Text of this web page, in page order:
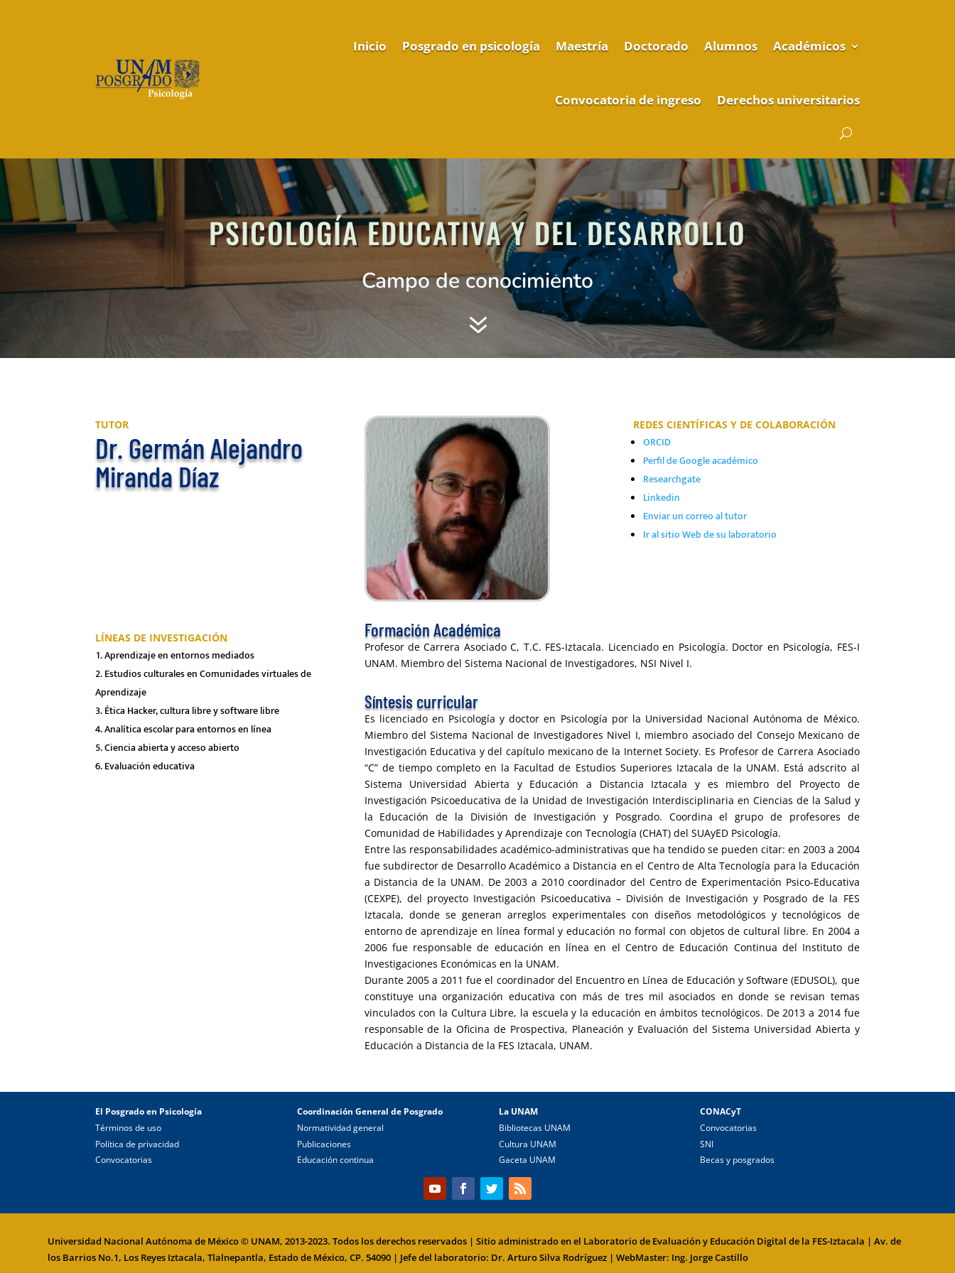
Inicio Posgrado en psicología Maestría Doctorado Alumnos Académicos
Convocatoria de ingreso Derechos universitarios
PSICOLOGÍA EDUCATIVA Y DEL DESARROLLO
Campo de conocimiento
7
TUTOR
Dr. Germán Alejandro
Miranda Díaz
REDES CIENTÍFICAS Y DE COLABORACIÓN
ORCID
Perfil de Google académico
Researchgate
Linkedin
Enviar un correo al tutor
Ir al sitio Web de su laboratorio
LÍNEAS DE INVESTIGACIÓN
Aprendizaje en entornos mediados
Estudios culturales en Comunidades virtuales de
Aprendizaje
Ética Hacker, cultura libre y software libre
Analítica escolar para entornos en línea
Ciencia abierta y acceso abierto
Evaluación educativa
Formación Académica
Profesor de Carrera Asociado C, T.C. FES-Iztacala. Licenciado en Psicología. Doctor en Psicología, FES-I
UNAM. Miembro del Sistema Nacional de Investigadores, NSI Nivel I.
Síntesis curricular
Es licenciado en Psicología y doctor en Psicología por la Universidad Nacional Autónoma de México.
Miembro del Sistema Nacional de Investigadores Nivel I, miembro asociado del Consejo Mexicano de
Investigación Educativa y del capítulo mexicano de la Internet Society. Es Profesor de Carrera Asociado
“C” de tiempo completo en la Facultad de Estudios Superiores Iztacala de la UNAM. Está adscrito al
Sistema Universidad Abierta y Educación a Distancia Iztacala y es miembro del Proyecto de
Investigación Psicoeducativa de la Unidad de Investigación Interdisciplinaria en Ciencias de la Salud y
la Educación de la División de Investigación y Posgrado. Coordina el grupo de profesores de
Comunidad de Habilidades y Aprendizaje con Tecnología (CHAT) del SUAyED Psicología.
Entre las responsabilidades académico-administrativas que ha tendido se pueden citar: en 2003 a 2004
fue subdirector de Desarrollo Académico a Distancia en el Centro de Alta Tecnología para la Educación
a Distancia de la UNAM. De 2003 a 2010 coordinador del Centro de Experimentación Psico-Educativa
(CEXPE), del proyecto Investigación Psicoeducativa – División de Investigación y Posgrado de la FES
Iztacala, donde se generan arreglos experimentales con diseños metodológicos y tecnológicos de
entorno de aprendizaje en línea formal y educación no formal con objetos de cultural libre. En 2004 a
2006 fue responsable de educación en línea en el Centro de Educación Continua del Instituto de
Investigaciones Económicas en la UNAM.
Durante 2005 a 2011 fue el coordinador del Encuentro en Línea de Educación y Software (EDUSOL), que
constituye una organización educativa con más de tres mil asociados en donde se revisan temas
vinculados con la Cultura Libre, la escuela y la educación en ámbitos tecnológicos. De 2013 a 2014 fue
responsable de la Oficina de Prospectiva, Planeación y Evaluación del Sistema Universidad Abierta y
Educación a Distancia de la FES Iztacala, UNAM.
El Posgrado en Psicología
Términos de uso
Política de privacidad
Convocatorias
Coordinación General de Posgrado
Normatividad general
Publicaciones
Educación continua
La UNAM
Bibliotecas UNAM
Cultura UNAM
Gaceta UNAM
CONACyT
Convocatorias
SNI
Becas y posgrados
Universidad Nacional Autónoma de México© UNAM, 2013-2023. Todos los derechos reservados | Sitio administrado en el Laboratorio de Evaluación y Educación Digital de la FES-Iztacala | Av. de
los Barrios No.1, Los Reyes Iztacala, Tlalnepantla, Estado de México, CP. 54090 | Jefe del laboratorio: Dr. Arturo Silva Rodríguez | WebMaster: Ing. Jorge Castillo